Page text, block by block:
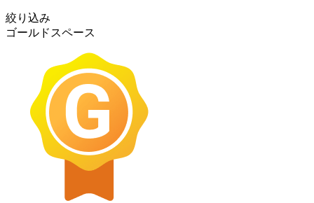
絞り込み
ゴールドスペース